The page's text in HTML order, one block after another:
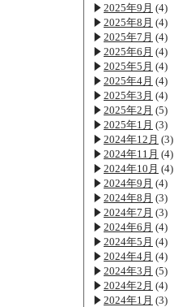
2025年9月 (4)
2025年8月 (4)
2025年7月 (4)
2025年6月 (4)
2025年5月 (4)
2025年4月 (4)
2025年3月 (4)
2025年2月 (5)
2025年1月 (3)
2024年12月 (3)
2024年11月 (4)
2024年10月 (4)
2024年9月 (4)
2024年8月 (3)
2024年7月 (3)
2024年6月 (4)
2024年5月 (4)
2024年4月 (4)
2024年3月 (5)
2024年2月 (4)
2024年1月 (3)